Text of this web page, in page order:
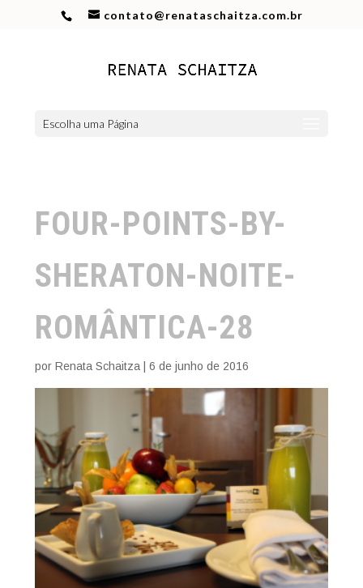
contato@renataschaitza.com.br
Escolha uma Página
FOUR-POINTS-BY-
SHERATON-NOITE-
ROMÂNTICA-28
por Renata Schaitza| 6 de junho de 2016